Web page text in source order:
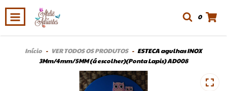
0
Início - VER TODOS OS PRODUTOS - ESTECA agulhas INOX
3Mm/4mm/5MM (á escolher)(Ponta Lapis) AD008